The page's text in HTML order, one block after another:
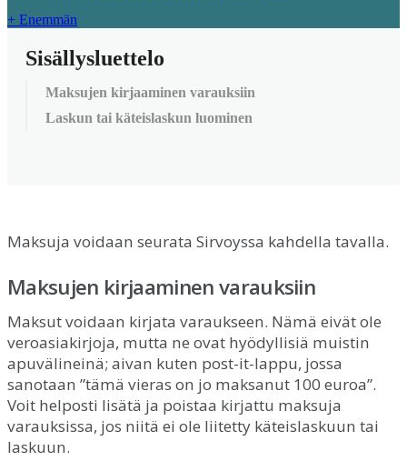
+ Enemmän
Sisällysluettelo
Maksujen kirjaaminen varauksiin
Laskun tai käteislaskun luominen
Maksuja voidaan seurata Sirvoyssa kahdella tavalla.
Maksujen kirjaaminenvarauksiin
Maksutvoidaan kirjata varaukseen. Nämä eivätole
veroasiakirjoja, mutta ne ovat hyödyllisiä muistin
apuvälineinä; aivan kuten post-it-lappu, jossa
sanotaan ”tämä vieras on jo maksanut 100 euroa”.
Voit helposti lisätä ja poistaa kirjattu maksuja
varauksissa, jos niitä ei ole liitetty käteislaskuun tai
laskuun.